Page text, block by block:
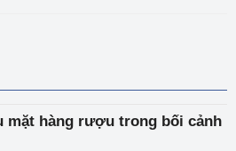
mặt hàng rượu trong bối cảnh